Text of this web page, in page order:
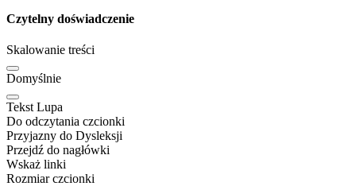
Czytelny doświadczenie
Skalowanie treści
Domyślnie
Tekst Lupa
Do odczytania czcionki
Przyjazny do Dysleksji
Przejdź do nagłówki
Wskaż linki
Rozmiar czcionki